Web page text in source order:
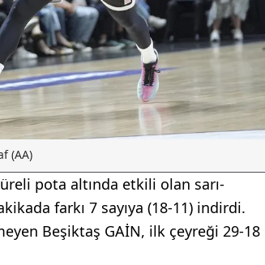
(AA)
pota altında etkili olan sarı-
farkı 7 sayıya (18-11) indirdi.
Beşiktaş GAİN, ilk çeyreği 29-18